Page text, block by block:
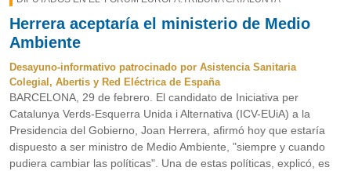
Herrera aceptaría el ministerio de Medio
Ambiente
Desayuno-informativo patrocinado por Asistencia Sanitaria
Colegial, Abertis y Red Eléctrica de España
BARCELONA, 29 de febrero. El candidato de Iniciativa per
Catalunya Verds-Esquerra Unida i Alternativa (ICV-EUiA) a la
Presidencia del Gobierno, Joan Herrera, afirmó hoy que estaría
dispuesto a ser ministro de Medio Ambiente, "siempre y cuando
pudiera cambiar las políticas". Una de estas políticas, explicó, es